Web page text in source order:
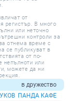
от
регистър. В много
или неточно
контроли за
отнема време с
се публикуват в
от по-
непълноти или
можете да ни
в дружество
ПАНДА КАФЕ